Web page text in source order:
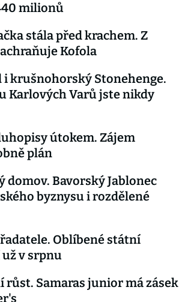
milionů
stála před krachem. Z
Kofola
krušnohorský Stonehenge.
Karlových Varů jste nikdy
útokem. Zájem
plán
domov. Bavorský Jablonec
byznysu i rozdělené
Oblíbené státní
v srpnu
Samaras junior má zásek